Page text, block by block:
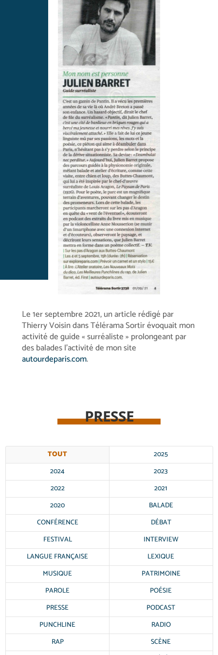
Le 1er septembre 2021, un article rédigé par
Thierry Voisin dans Télérama Sortir évoquait mon
activité de guide « surréaliste » prolongeant par
des balades l’activité de mon site
autourdeparis.com.
PRESSE
TOUT
2025
2024
2023
2022
2021
2020
BALADE
CONFÉRENCE
DÉBAT
FESTIVAL
INTERVIEW
LANGUE FRANÇAISE
LEXIQUE
MUSIQUE
PATRIMOINE
PAROLE
POÉSIE
PRESSE
PODCAST
PUNCHLINE
RADIO
RAP
SCÈNE